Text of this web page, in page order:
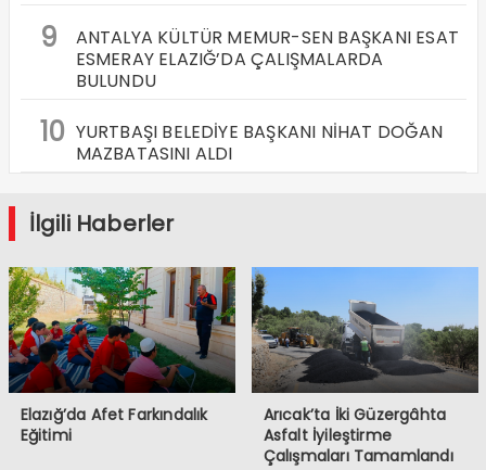
9
ANTALYA KÜLTÜR MEMUR-SEN BAŞKANI ESAT
ESMERAY ELAZIĞ’DA ÇALIŞMALARDA
BULUNDU
10 YURTBAŞI BELEDİYE BAŞKANI NİHAT DOĞAN
MAZBATASINI ALDI
İlgili Haberler
Elazığ’da Afet Farkındalık
Eğitimi
Arıcak’ta İki Güzergâhta
Asfalt İyileştirme
Çalışmaları Tamamlandı